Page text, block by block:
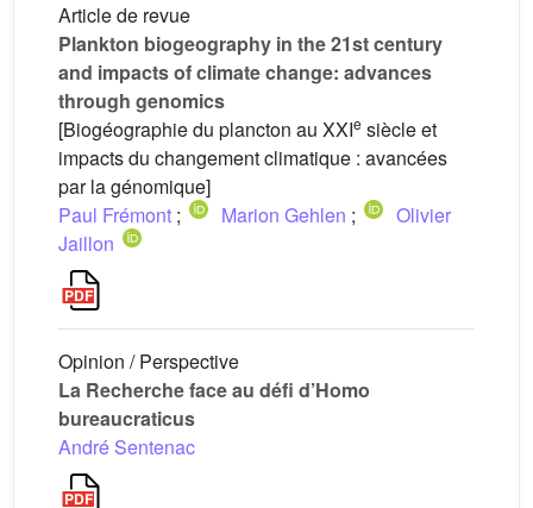
Article de revue
Plankton biogeography in the 21st century
and impacts of climate change: advances
through genomics
[Biogéographie du plancton au XXIe siècle et
impacts du changement climatique : avancées
par la génomique]
Paul Frémont ; Marion Gehlen ;
Olivier
Jaillon
Opinion / Perspective
La Recherche face au défi d’Homo
bureaucraticus
André Sentenac